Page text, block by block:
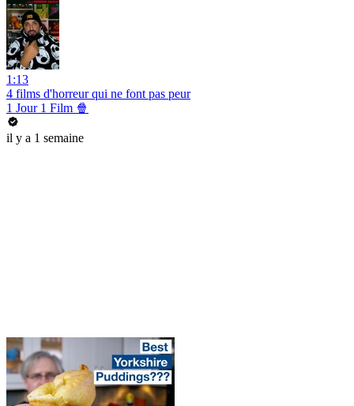
1:13
4 films d'horreur qui ne font pas peur
1 Jour 1 Film 🍿
il y a 1 semaine